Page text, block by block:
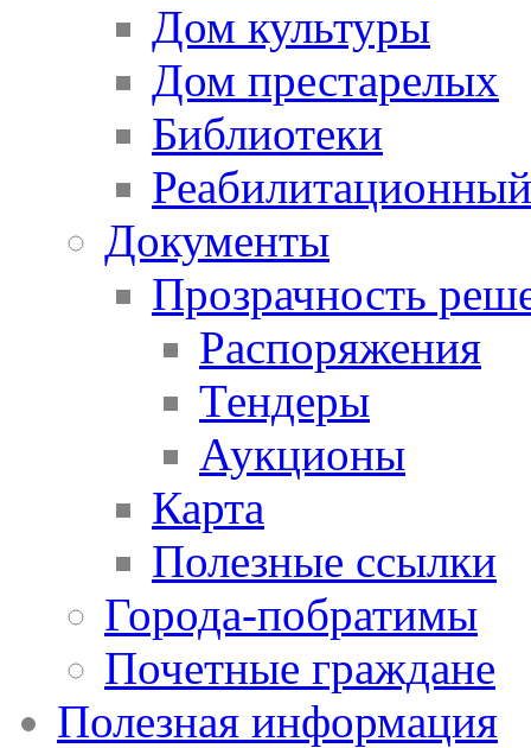
Дом культуры
Дом престарелых
Библиотеки
Документы
Прозрачность
Распоряжения
Тендеры
Аукционы
Карта
Полезные ссылки
Города-побратимы
Почетные граждане
Полезная информация